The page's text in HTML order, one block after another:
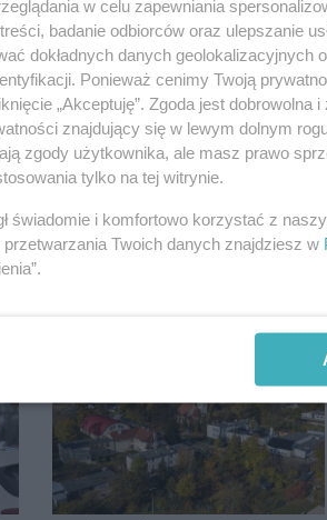
w Polsce są Ząbki (4147
w celu zapewniania
badanie odbiorców oraz ulepszanie
dokładnych danych geolokalizacyjnych
Ponieważ cenimy Twoją
„Akceptuję”. Zgoda jest dobrowolna
znajdujący się w lewym dolnym
zgody użytkownika, ale masz prawo
tylko na tej witrynie.
świadomie i komfortowo korzystać z
Twoich danych znajdziesz w